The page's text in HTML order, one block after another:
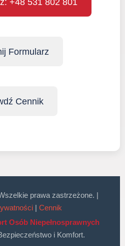
Formularz
Cennik
prawa zastrzeżone. |
| Cennik
Osób Niepełnosprawnych
i Komfort.